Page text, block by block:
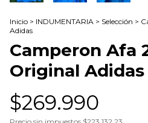
Inicio > INDUMENTARIA > Selección >
Adidas
Camperon Afa
Original Adidas
$269.990